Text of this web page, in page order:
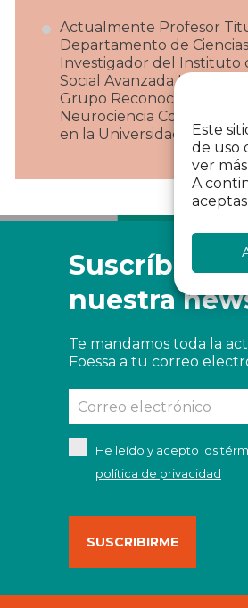
Este
de uso
ver
A
Actualmente Profesor
Departamento de
Investigador del Instituto
Social Avanzada I-
Grupo Reconocido de
Neurociencia Cognitiva y
en la Universidad Pública
Suscríbete a
nuestra
Te mandamos toda la
Foessa a tu correo
He leído y acepto los
política de privacidad